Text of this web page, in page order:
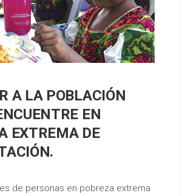
A LA POBLACIÓN
EN
EXTREMA DE
de personas en pobreza extrema